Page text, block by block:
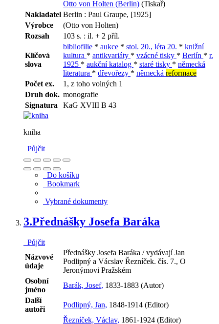
Otto von Holten (Berlin) (Tiskař)
Nakladatel Berlin : Paul Graupe, [1925]
Výrobce
(Otto von Holten)
Rozsah
103 s. : il. + 2 příl.
Klíčová
slova
bibliofilie * aukce * stol. 20., léta 20. * knižní
kultura * antikvariáty * vzácné tisky * Berlín * r.
1925 * aukční katalog * staré tisky * německá
literatura * dřevořezy * německá reformace
Počet ex.
1, z toho volných 1
Druh dok. monografie
Signatura
KaG XVIII B 43
kniha
Půjčit
Do košíku
Bookmark
Vybrané dokumenty
3.Přednášky Josefa Baráka
Půjčit
Názvové
údaje
Přednášky Josefa Baráka / vydávají Jan
Podlipný a Vácslav Řezníček. čís. 7., O
Jeronýmovi Pražském
Osobní
jméno
Barák, Josef, 1833-1883 (Autor)
Další
autoři
Podlipný, Jan, 1848-1914 (Editor)
Řezníček, Václav, 1861-1924 (Editor)